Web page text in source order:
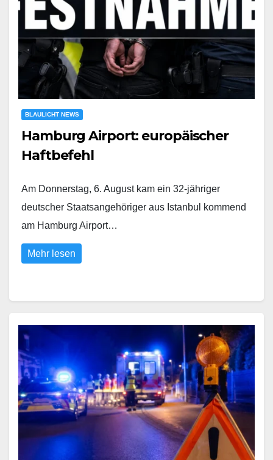
BLAULICHT NEWS
Hamburg Airport: europäischer
Haftbefehl
Am Donnerstag, 6. August kam ein 32-jähriger
deutscher Staatsangehöriger aus Istanbul kommend
am Hamburg Airport…
Mehr lesen